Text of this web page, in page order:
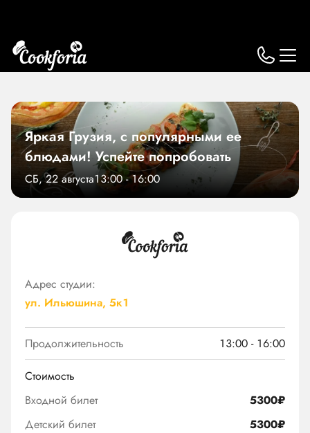
Яркая Грузия, с популярными ее
блюдами! Успейте попробовать
СБ, 22 августа13:00 - 16:00
Адрес студии:
ул. Ильюшина, 5к1
Продолжительность 13:00 - 16:00
Стоимость
Входной билет
5300₽
Детский билет
5300₽